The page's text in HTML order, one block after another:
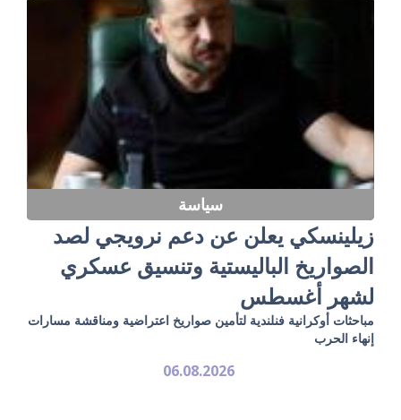
سياسة
زيلينسكي يعلن عن دعم نرويجي لصد
الصواريخ الباليستية وتنسيق عسكري
لشهر أغسطس
مباحثات أوكرانية فنلندية لتأمين صواريخ اعتراضية ومناقشة مسارات
إنهاء الحرب
06.08.2026